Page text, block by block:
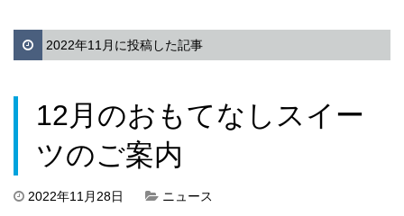
2022年11月に投稿した記事
12月のおもてなしスイー
ツのご案内
2022年11月28日
ニュース